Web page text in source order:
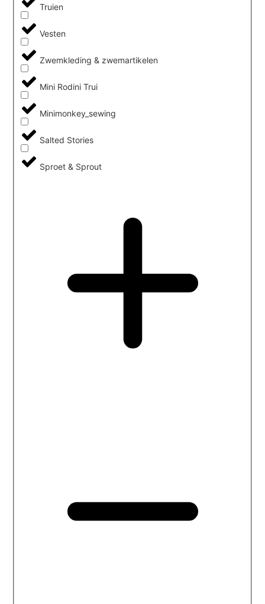
Truien
Vesten
Zwemkleding & zwemartikelen
Mini Rodini Trui
Minimonkey_sewing
Salted Stories
Sproet & Sprout